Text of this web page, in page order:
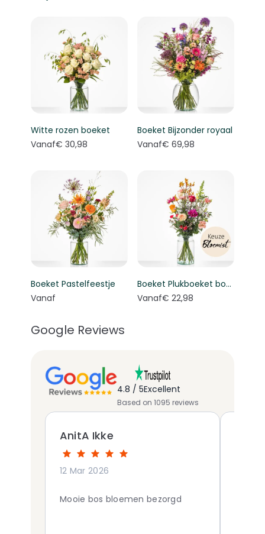
Witte rozen boeket
Vanaf€ 30,98
Boeket Bijzonder royaal
Vanaf€ 69,98
Boeket Pastelfeestje
Vanaf
Boeket Plukboeket bont - Keuze bloemist
Vanaf€ 22,98
Google Reviews
4.8 / 5Excellent
Based on 1095 reviews
AnitA Ikke
12 Mar 2026
Mooie bos bloemen bezorgd